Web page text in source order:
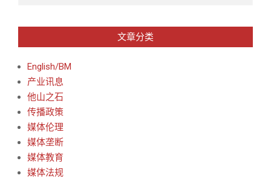
文章分类
English/BM
产业讯息
他山之石
传播政策
媒体伦理
媒体垄断
媒体教育
媒体法规